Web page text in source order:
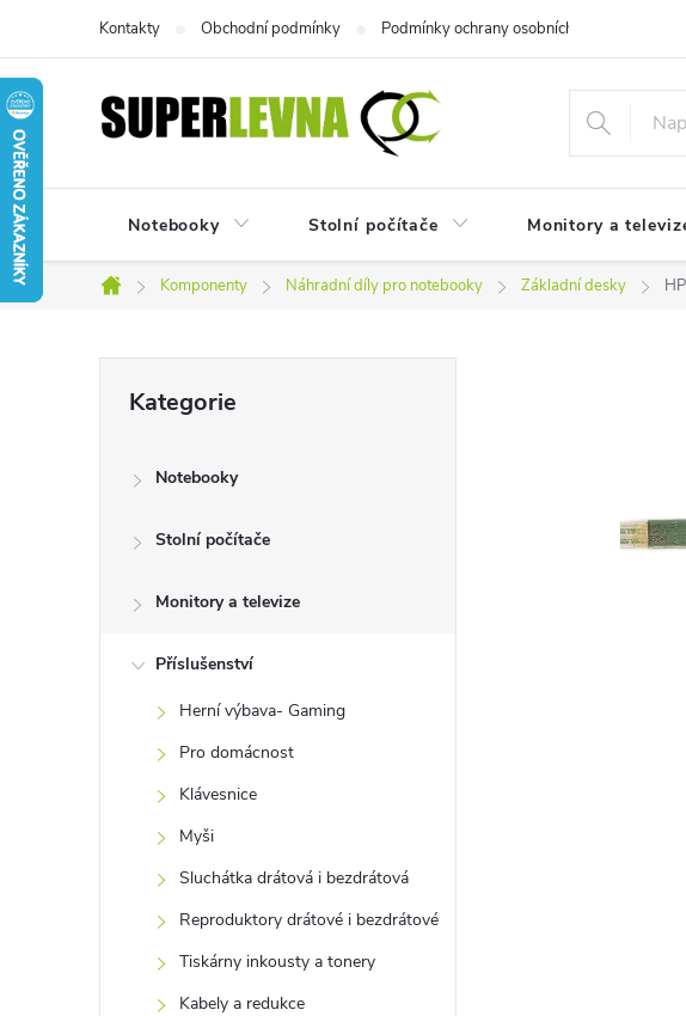
obsah
Kontakty Obchodní podmínky Podmínky ochrany osobních údajů
Notebooky Stolní počítače Monitory a
Domů
Komponenty Náhradní díly pro notebooky Základní desky
kategorie
Kategorie
Notebooky
Stolní počítače
Monitory a televize
Příslušenství
Herní výbava- Gaming
Pro domácnost
Klávesnice
Myši
Sluchátka drátová i bezdrátová
Reproduktory drátové i bezdrátové
Tiskárny inkousty a tonery
Kabely a redukce